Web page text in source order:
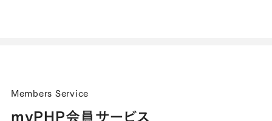
Members Service
myPHP会員サービス